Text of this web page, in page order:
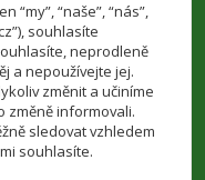
“my”, “naše”, “nás”,
souhlasíte
neprodleně
a nepoužívejte jej.
změnit a učiníme
změně informovali.
sledovat vzhledem
souhlasíte.